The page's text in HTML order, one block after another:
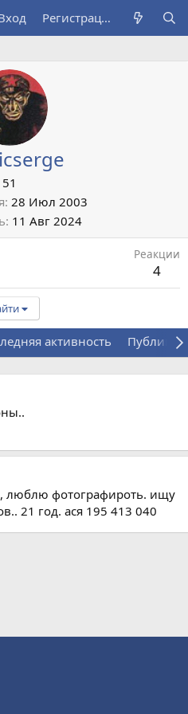
Регистрация
51
28 Июл 2003
11 Авг 2024
Реакции
4
активность
люблю фотографироть. ищу
21 год. ася 195 413 040